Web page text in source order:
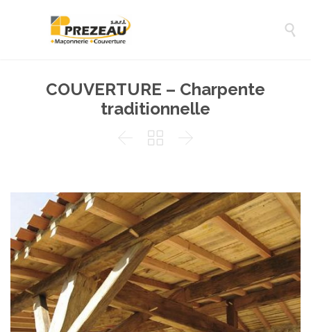

COUVERTURE – Charpente
traditionnelle
  